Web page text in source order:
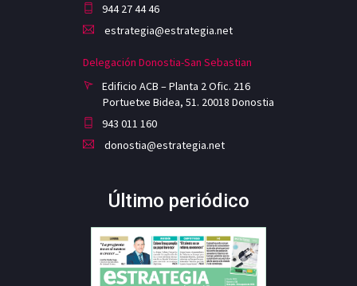
944 27 44 46
estrategia@estrategia.net
Delegación Donostia-San Sebastian
Edificio ACB – Planta 2 Ofic. 216
Portuetxe Bidea, 51. 20018 Donostia
943 011 160
donostia@estrategia.net
Último periódico